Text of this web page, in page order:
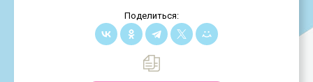
Поделиться: